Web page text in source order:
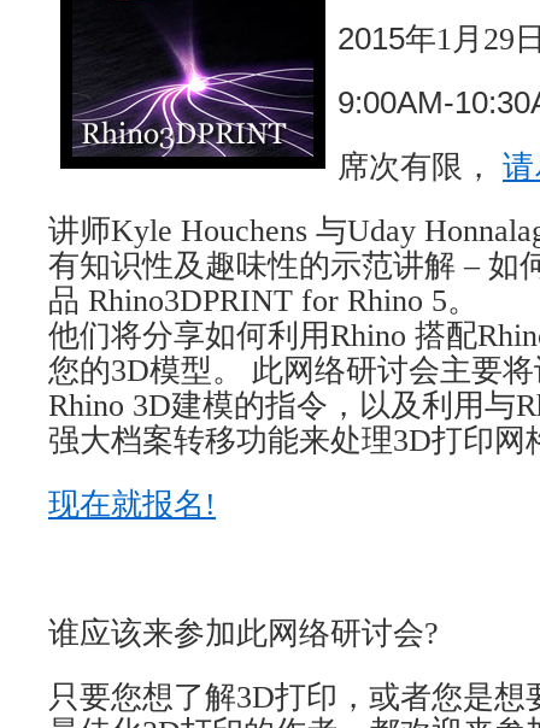
2015年1月 29
9:00AM-
席次有限，
讲师Kyle Houchens 与Uday
有知识性及趣味性的示范讲解– 如
品 Rhino3DPRINT for Rhino 5。
他们将分享如何利用Rhino 搭配
您的3D模型。 此网络研讨会主要
Rhino 3D建模的指令，以及利用与
强大档案转移功能来处理3D打印网
现在就报名 !
谁应该来参加此网络研讨会?
只要您想了解3D打印，或者您是想